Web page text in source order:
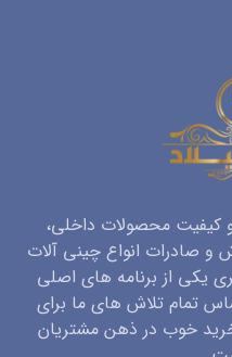
کیفیت محصولات داخلی،
و صادرات انواع چینی آلات
یکی از برنامه های اصلی
تمام تلاش های ما برای
خوب در ذهن مشتریان